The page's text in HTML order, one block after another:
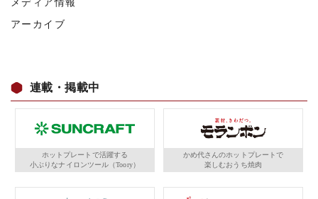
メディア情報
アーカイブ
連載・掲載中
ホットプレートで活躍する
小ぶりなナイロンツール（Toory）
かめ代さんのホットプレートで
楽しむおうち焼肉